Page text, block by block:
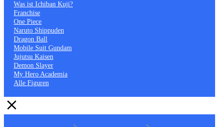
Was ist Ichiban Kuji?
Franchise
One Piece
Naruto Shippuden
Dragon Ball
Mobile Suit Gundam
Jujutsu Kaisen
Demon Slayer
My Hero Academia
Alle Figuren